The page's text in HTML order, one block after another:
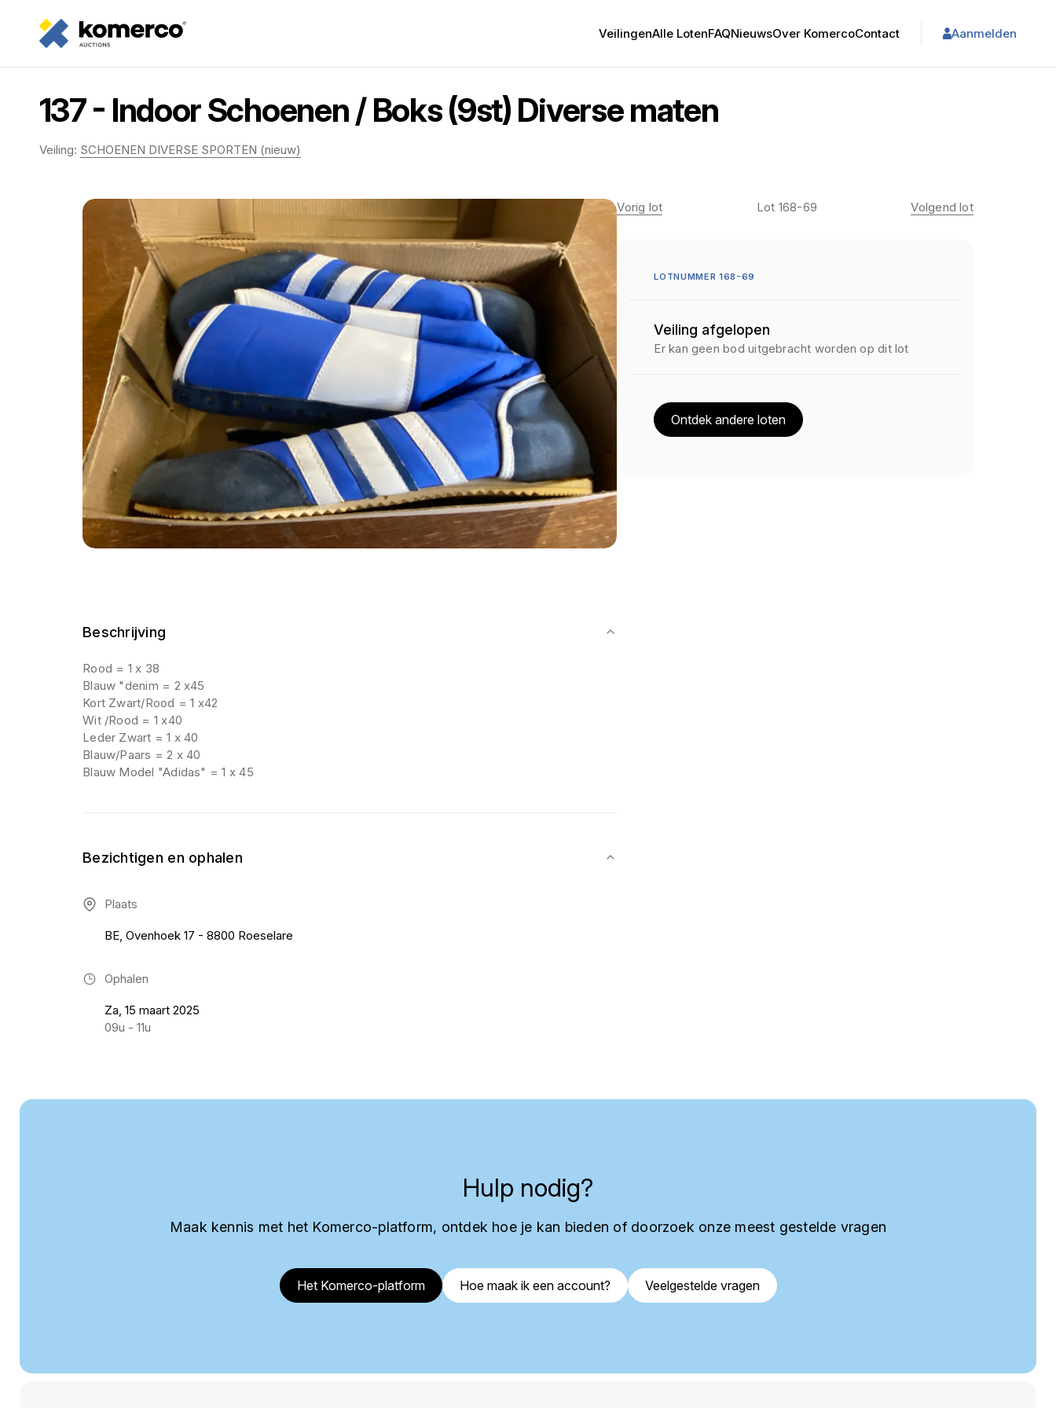
VeilingenAlle LotenFAQNieuwsOver KomercoContact Aanmelden
137 - Indoor Schoenen / Boks (9st) Diverse maten
Veiling: SCHOENEN DIVERSE SPORTEN (nieuw)
Beschrijving
Rood = 1 x 38
Blauw "denim = 2 x45
Kort Zwart/Rood = 1 x42
Wit /Rood = 1 x40
Leder Zwart = 1 x 40
Blauw/Paars = 2 x 40
Blauw Model "Adidas" = 1 x 45
Bezichtigen en ophalen
Plaats
BE, Ovenhoek 17 - 8800 Roeselare
Ophalen
Za, 15 maart 2025
09u - 11u
Vorig lot Lot 168-69 Volgend lot
LOTNUMMER 168-69
Veiling afgelopen
Er kan geen bod uitgebracht worden op dit lot
Ontdek andere loten
Hulp nodig?
Maak kennis met het Komerco-platform, ontdek hoe je kan bieden of doorzoek onze meest gestelde vragen
Het Komerco-platform Hoe maak ik een account? Veelgestelde vragen